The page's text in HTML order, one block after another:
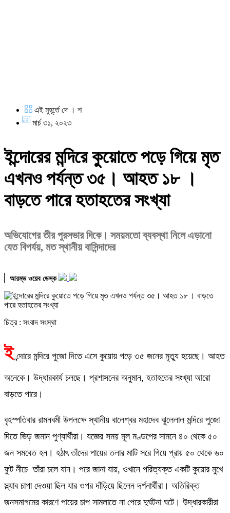
এই মুহূর্তে দে । শ
মার্চ ৩১, ২০২৩
ইন্দোরের মন্দিরে কুয়োতে পড়ে গিয়ে মৃত
এখনও পর্যন্ত ৩৫। আহত ১৮ ।
বাড়তে পারে হতাহতের সংখ্যা
অভিযোগের তীর পুরসভার দিকে। সময়মতো ব্যবস্থা নিলে এড়ানো
যেত বিপর্যয়, মত স্থানীয় বাসিন্দাদের
আরম্ভ ওয়েব ডেস্ক
চিত্র : সংবাদ সংস্থা
ই ন্দোরে মন্দিরে পুজো দিতে এসে কুয়োয় পড়ে ৩৫ জনের মৃত্যু হয়েছে। আহত
অনেকে। উদ্ধারকার্য চলছে। প্রশাসনের অনুমান, হতাহতের সংখ্যা আরো
বাড়তে পারে।
বৃহস্পতিবার রামনবমী উপলক্ষে স্থানীয় বালেশ্বর মহাদেব ঝুলেলাল মন্দিরে পুজো
দিতে ভিড় জমান পুণ্যার্থীরা। যজ্ঞের সময় মূল মণ্ডপের সামনে ৪০ থেকে ৫০
জন সমবেত হন। হঠাৎ তাঁদের পায়ের তলার মাটি সরে গিয়ে প্রায় ৫০ থেকে ৬০
ফুট নীচে তাঁরা চলে যান। পরে জানা যায়, ওখানে পরিত্যক্ত একটি কুয়োর মুখে
স্ল্যাব চাপা দেওয়া ছিল যার ওপর দাঁড়িয়ে ছিলেন দর্শনার্থীরা। অতিরিক্ত
জনসমাগমের কারণে পায়ের চাপ সামলাতে না পেরে দুর্ঘটনা ঘটে। উদ্ধারকারীরা